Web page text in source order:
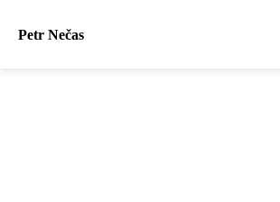
Petr Nečas